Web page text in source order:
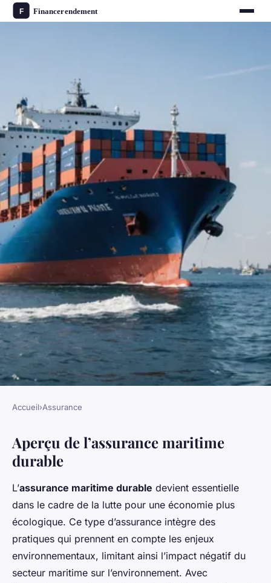
Assurance maritime durable:
un regard sur les politiques
écologiques
Noa • 17 janvier 2025 • 5 min de lecture
Accueil›Assurance
Aperçu de l’assurance maritime
durable
L’assurance maritime durable devient essentielle
dans le cadre de la lutte pour une économie plus
écologique. Ce type d’assurance intègre des
pratiques qui prennent en compte les enjeux
environnementaux, limitant ainsi l’impact négatif du
secteur maritime sur l’environnement. Avec